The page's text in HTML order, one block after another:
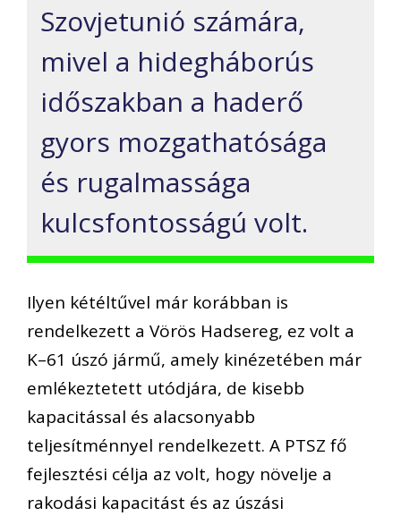
Szovjetunió számára,
mivel a hidegháborús
időszakban a haderő
gyors mozgathatósága
és rugalmassága
kulcsfontosságú volt.
Ilyen kétéltűvel már korábban is
rendelkezett a Vörös Hadsereg, ez volt a
K–61 úszó jármű, amely kinézetében már
emlékeztetett utódjára, de kisebb
kapacitással és alacsonyabb
teljesítménnyel rendelkezett. A PTSZ fő
fejlesztési célja az volt, hogy növelje a
rakodási kapacitást és az úszási